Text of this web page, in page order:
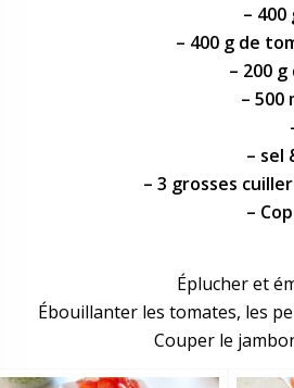
– 400
– 400 g de
– 200 g
– 500
– sel
– 3 grosses
–
Éplucher et
Ébouillanter les tomates, les
Couper le